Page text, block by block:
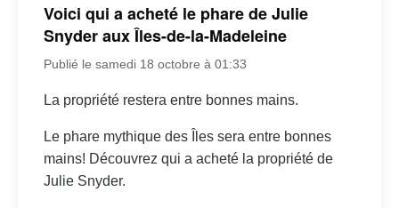
Voici qui a acheté le phare de Julie
Snyder aux Îles-de-la-Madeleine
Publié le samedi 18 octobre à 01:33
La propriété restera entre bonnes mains.
Le phare mythique des Îles sera entre bonnes
mains! Découvrez qui a acheté la propriété de
Julie Snyder.